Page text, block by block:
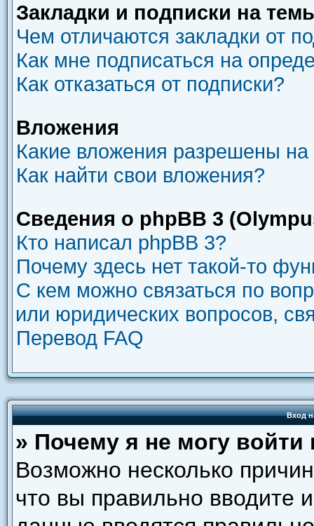
Закладки и подписки на
Чем отличаются закладки от
Как мне подписаться на
Как отказаться от подписки?
Вложения
Какие вложения разрешены
Как найти свои вложения?
Сведения о phpBB 3
Кто написал phpBB 3?
Почему здесь нет такой-то
С кем можно связаться по
или юридических вопросов,
Перевод FAQ
Вход
» Почему я не могу
Возможно несколько
что вы правильно вводите